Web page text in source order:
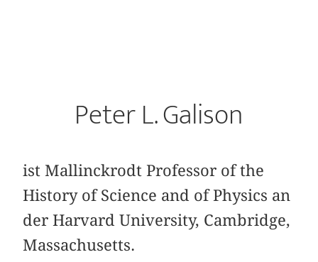
Peter L. Galison
ist Mallinckrodt Professor of the
History of Science and of Physics an
der Harvard University, Cambridge,
Massachusetts.